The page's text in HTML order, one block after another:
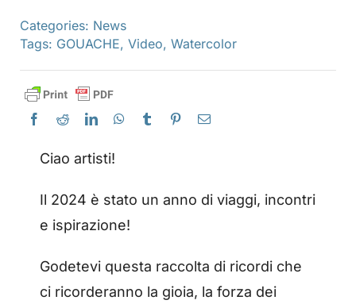
Iscriviti
Categories: News
Tags: GOUACHE, Video, Watercolor
Ciao artisti!
Il 2024 è stato un anno di viaggi, incontri
e ispirazione!
Godetevi questa raccolta di ricordi che
ci ricorderanno la gioia, la forza dei